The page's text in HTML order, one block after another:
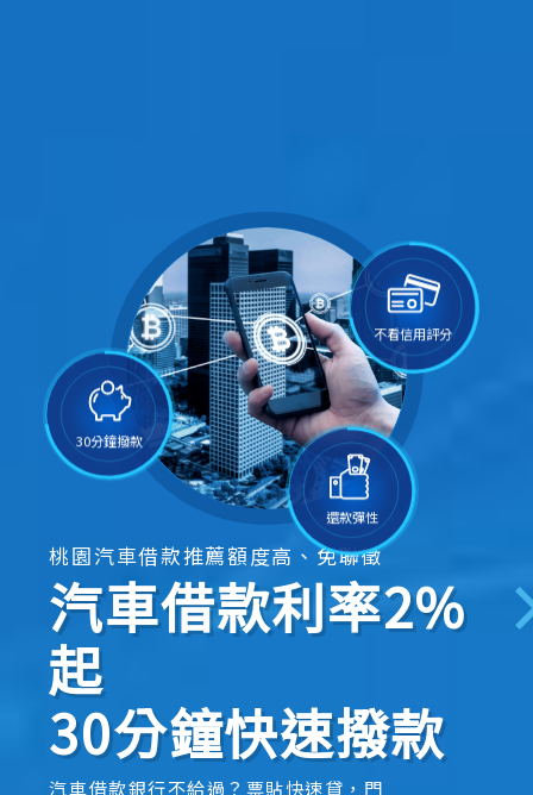
桃園汽車借款推薦額度高、免聯徵
汽車借款利率2%
起
30分鐘快速撥款
汽車借款銀行不給過？票貼快速貸，門
30分鐘撥款
還款彈性
不看信用評分